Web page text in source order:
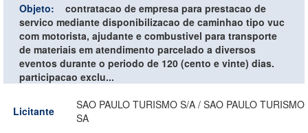
Objeto:
contratacao de empresa para prestacao de
servico mediante disponibilizacao de caminhao tipo vuc
com motorista, ajudante e combustivel para transporte
de materiais em atendimento parcelado a diversos
eventos durante o periodo de 120 (cento e vinte) dias.
participacao exclu...
Licitante
SAO PAULO TURISMO S/A / SAO PAULO TURISMO
SA